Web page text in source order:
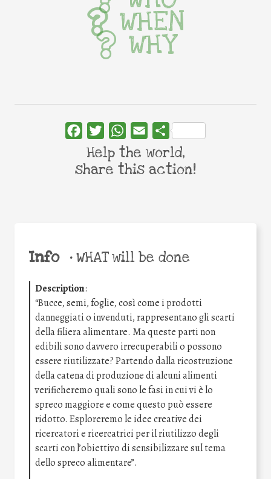
Info •WHAT will be done
Description:
“Bucce, semi, foglie, così come i prodotti
danneggiati o invenduti, rappresentano gli scarti
della filiera alimentare. Ma queste parti non
edibili sono davvero irrecuperabili o possono
essere riutilizzate? Partendo dalla ricostruzione
della catena di produzione di alcuni alimenti
verificheremo quali sono le fasi in cui vi è lo
spreco maggiore e come questo può essere
ridotto. Esploreremo le idee creative dei
ricercatori e ricercatrici per il riutilizzo degli
scarti con l’obiettivo di sensibilizzare sul tema
dello spreco alimentare”.
WHEN
WHY
FacebookTwitterWhatsApp
Email Share
Help the world,
share this action!